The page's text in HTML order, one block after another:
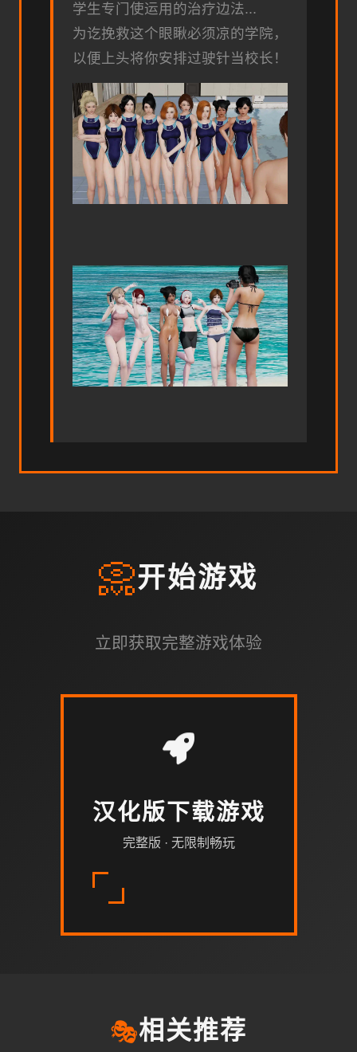
学生专门使运用的治疗边法...
为讫挽救这个眼瞅必须凉的学院，
以便上头将你安排过驶针当校长！
📀开始游戏
立即获取完整游戏体验
汉化版下载游戏
完整版 · 无限制畅玩
🎭相关推荐